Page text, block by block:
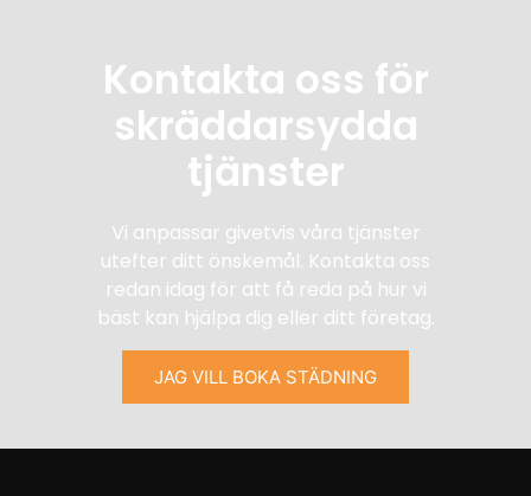
Kontakta oss för
skräddarsydda
tjänster
Vi anpassar givetvis våra tjänster
utefter ditt önskemål. Kontakta oss
redan idag för att få reda på hur vi
bäst kan hjälpa dig eller ditt företag.
JAG VILL BOKA STÄDNING